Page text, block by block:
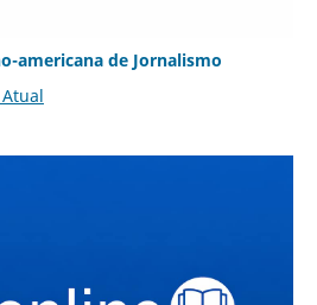
americana de Jornalismo